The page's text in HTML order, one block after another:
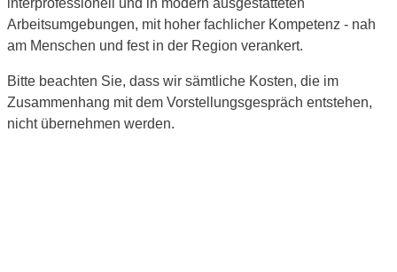
interprofessionell und in modern ausgestatteten
Arbeitsumgebungen, mit hoher fachlicher Kompetenz - nah
am Menschen und fest in der Region verankert.
Bitte beachten Sie, dass wir sämtliche Kosten, die im
Zusammenhang mit dem Vorstellungsgespräch entstehen,
nicht übernehmen werden.